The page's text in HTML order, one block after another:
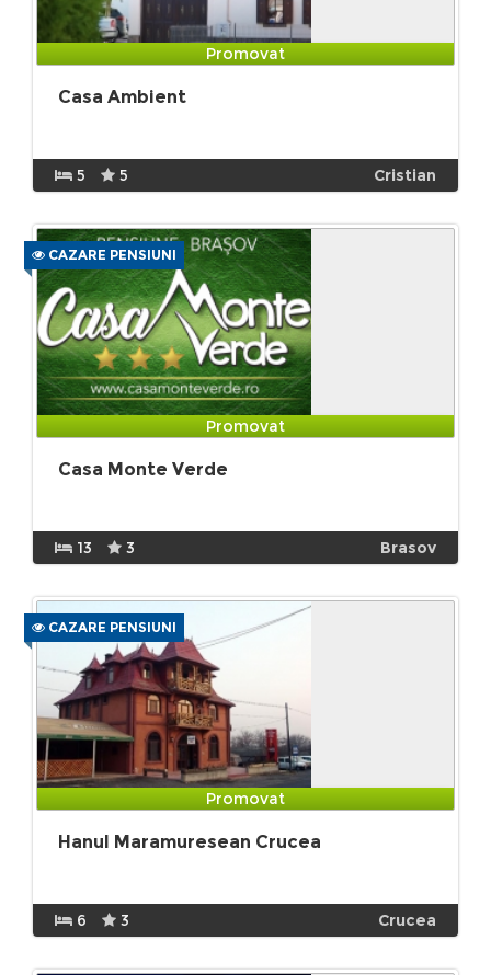
Promovat
Casa Ambient
5 5 Cristian
CAZARE PENSIUNI
Promovat
Casa Monte Verde
13 3 Brasov
CAZARE PENSIUNI
Promovat
Hanul Maramuresean Crucea
6 3 Crucea